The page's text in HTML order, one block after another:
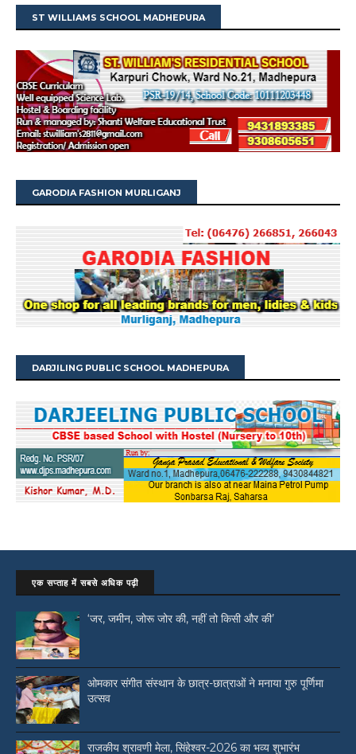
ST WILLIAMS SCHOOL MADHEPURA
GARODIA FASHION MURLIGANJ
DARJILING PUBLIC SCHOOL MADHEPURA
एक सप्ताह में सबसे अधिक पढ़ी
‘जर, जमीन, जोरू जोर की, नहीं तो किसी और की’
ओमकार संगीत संस्थान के छात्र-छात्राओं ने मनाया गुरु पूर्णिमा
उत्सव
राजकीय श्रावणी मेला, सिंहेश्वर-2026 का भव्य शुभारंभ